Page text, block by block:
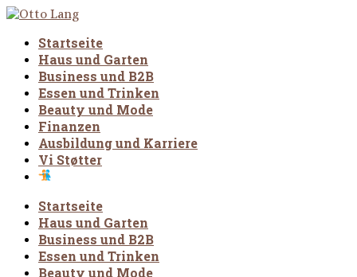
Startseite
Haus und Garten
Business und B2B
Essen und Trinken
Beauty und Mode
Finanzen
Ausbildung und Karriere
Vi Støtter
Startseite
Haus und Garten
Business und B2B
Essen und Trinken
Beauty und Mode